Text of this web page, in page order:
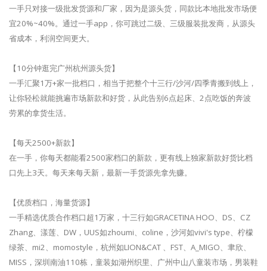
一手只对接一级批发货源和厂家，因为是源头货，同款比本地批发市场便
宜20%~40%。通过一手app，你可跳过二级、三级服装批发商，从源头
省成本，利润空间更大。
【10分钟逛完广州杭州源头货】
一手汇聚1万+家一批档口，相当于把整个十三行/沙河/四季青搬到线上，
让你轻松就能挑遍市场新款和好货，从此告别6点起床、2点吃饭的奔波
劳累的拿货生活。
【每天2500+新款】
在一手，你每天都能看2500家档口的新款，更有线上独家新款好货比档
口先上3天。每天来每天新，最新一手货源先拿先赚。
【优质档口，海量货源】
一手精选优质合作档口超1万家，十三行如GRACETINA HOO、DS、CZ
Zhang、漾莲、DW，UUS如zhoumi、coline，沙河如vivi's type、柠檬
绿茶、mi2、momostyle，杭州如LION&CAT 、FST、A_MIGO、聿欣、
MISS，深圳南油110栋，童装如湖州织里、广州中山八童装市场，男装鞋